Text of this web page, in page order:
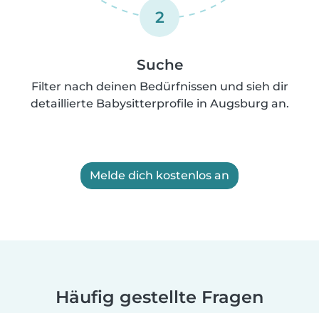
2
Suche
Filter nach deinen Bedürfnissen und sieh dir
detaillierte Babysitterprofile in Augsburg an.
Melde dich kostenlos an
Häufig gestellte Fragen